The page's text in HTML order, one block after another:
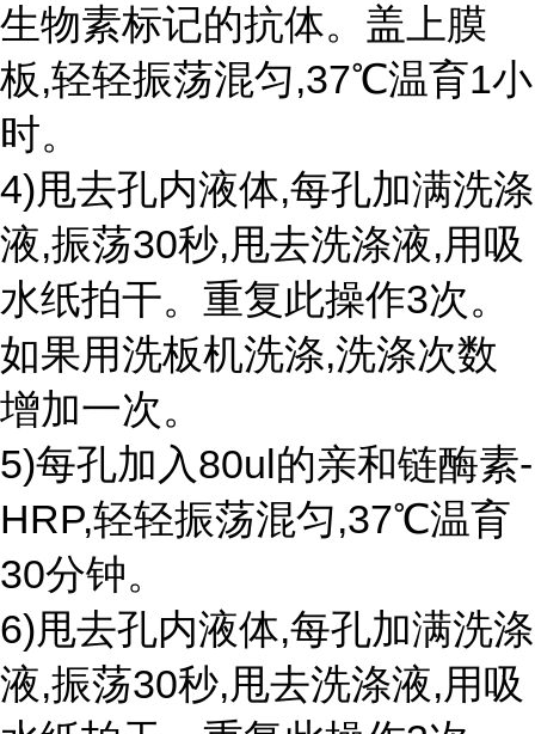
生物素标记的抗体。盖上膜
板,轻轻振荡混匀,37℃温育1小
时。
4)甩去孔内液体,每孔加满洗涤
液,振荡30秒,甩去洗涤液,用吸
水纸拍干。重复此操作3次。
如果用洗板机洗涤,洗涤次数
增加一次。
5)每孔加入80ul的亲和链酶素-
HRP,轻轻振荡混匀,37℃温育
30分钟。
6)甩去孔内液体,每孔加满洗涤
液,振荡30秒,甩去洗涤液,用吸